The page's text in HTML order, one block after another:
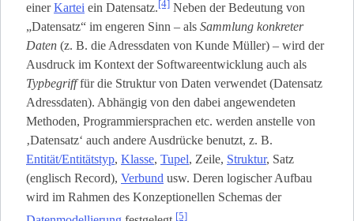
einerKartei ein Datensatz.[4] Neben der Bedeutung von
„Datensatz“ im engeren Sinn – als Sammlung konkreter
Daten (z. B. die Adressdaten von Kunde Müller) – wird der
Ausdruck im Kontext der Softwareentwicklung auch als
Typbegrifffür die Struktur von Daten verwendet (Datensatz
Adressdaten). Abhängig von den dabei angewendeten
Methoden, Programmiersprachen etc. werden anstelle von
‚Datensatz‘ auch andere Ausdrücke benutzt, z. B.
Entität/Entitätstyp, Klasse, Tupel, Zeile, Struktur, Satz
(englisch Record), Verbund usw. Deren logischer Aufbau
wird im Rahmen des Konzeptionellen Schemas der
[5]